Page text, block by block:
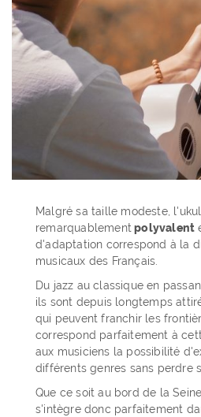
Malgré sa taille modeste,
remarquablementpolyvalent
d'adaptation correspond à la
musicaux des Français.
Du jazz au classique en
ils sont depuis longtemps
qui peuvent franchir les
correspond parfaitement à
aux musiciens la possibilité
différents genres sans perdre
Que ce soit au bord de la
s'intègre donc parfaitement